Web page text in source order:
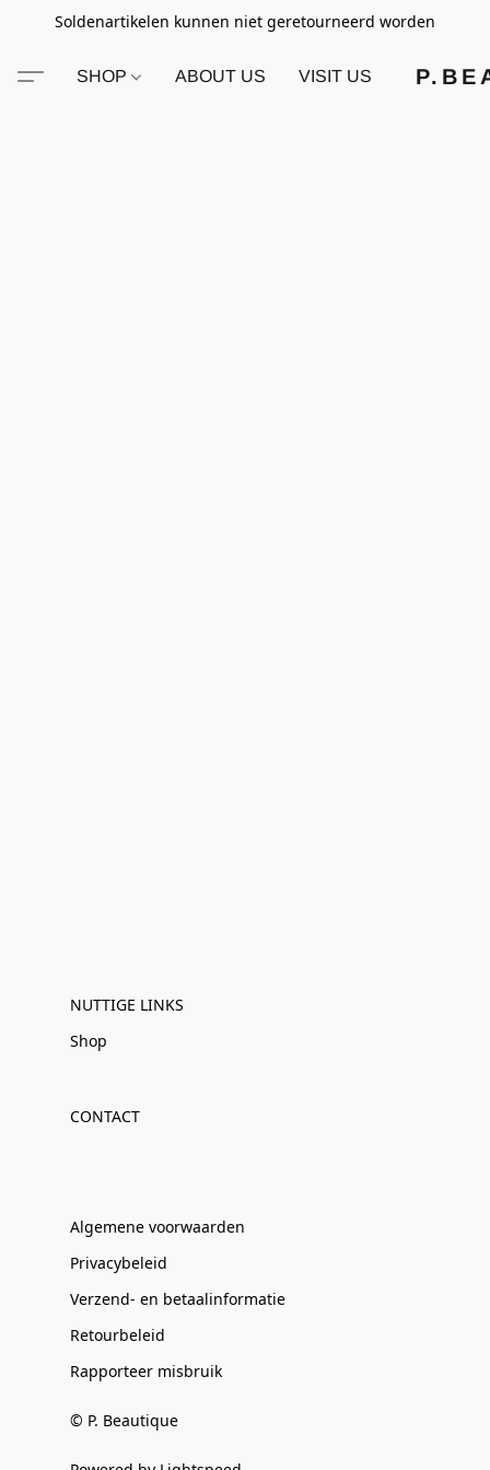
Soldenartikelen kunnen niet geretourneerd worden
SHOP ABOUT US VISIT US
NUTTIGE LINKS
Shop
CONTACT
Algemene voorwaarden
Privacybeleid
Verzend- en betaalinformatie
Retourbeleid
Rapporteer misbruik
© P. Beautique